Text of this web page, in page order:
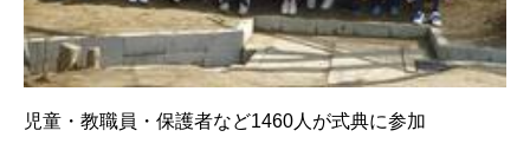
児童・教職員・保護者など1460人が式典に参加